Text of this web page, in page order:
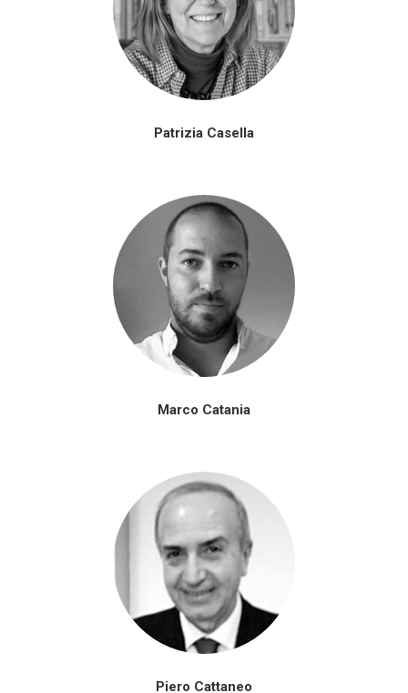
Patrizia Casella
Marco Catania
Piero Cattaneo